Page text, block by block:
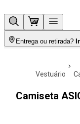
Entrega ou retirada?
vestuário
Camiseta